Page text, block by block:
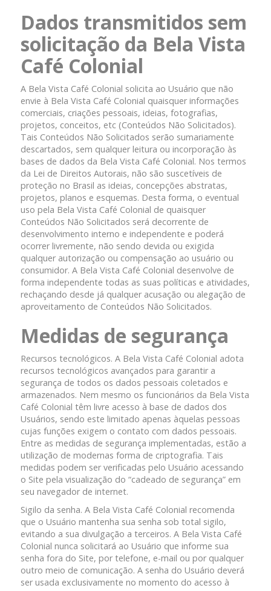
Dados transmitidos sem
solicitação da Bela Vista
Café Colonial
A Bela Vista Café Colonial solicita ao Usuário que não
envie à Bela Vista Café Colonial quaisquer informações
comerciais, criações pessoais, ideias, fotografias,
projetos, conceitos, etc (Conteúdos Não Solicitados).
Tais Conteúdos Não Solicitados serão sumariamente
descartados, sem qualquer leitura ou incorporação às
bases de dados da Bela Vista Café Colonial. Nos termos
da Lei de Direitos Autorais, não são suscetíveis de
proteção no Brasil as ideias, concepções abstratas,
projetos, planos e esquemas. Desta forma, o eventual
uso pela Bela Vista Café Colonial de quaisquer
Conteúdos Não Solicitados será decorrente de
desenvolvimento interno e independente e poderá
ocorrer livremente, não sendo devida ou exigida
qualquer autorização ou compensação ao usuário ou
consumidor. A Bela Vista Café Colonial desenvolve de
forma independente todas as suas políticas e atividades,
rechaçando desde já qualquer acusação ou alegação de
aproveitamento de Conteúdos Não Solicitados.
Medidas de segurança
Recursos tecnológicos. A Bela Vista Café Colonial adota
recursos tecnológicos avançados para garantir a
segurança de todos os dados pessoais coletados e
armazenados. Nem mesmo os funcionários da Bela Vista
Café Colonial têm livre acesso à base de dados dos
Usuários, sendo este limitado apenas àquelas pessoas
cujas funções exigem o contato com dados pessoais.
Entre as medidas de segurança implementadas, estão a
utilização de modernas forma de criptografia. Tais
medidas podem ser verificadas pelo Usuário acessando
o Site pela visualização do “cadeado de segurança” em
seu navegador de internet.
Sigilo da senha. A Bela Vista Café Colonial recomenda
que o Usuário mantenha sua senha sob total sigilo,
evitando a sua divulgação a terceiros. A Bela Vista Café
Colonial nunca solicitará ao Usuário que informe sua
senha fora do Site, por telefone, e-mail ou por qualquer
outro meio de comunicação. A senha do Usuário deverá
ser usada exclusivamente no momento do acesso à